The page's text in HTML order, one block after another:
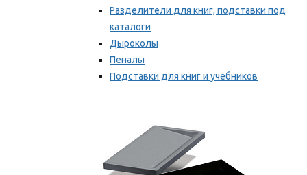
Разделители для книг, подставки под
каталоги
Дыроколы
Пеналы
Подставки для книг и учебников